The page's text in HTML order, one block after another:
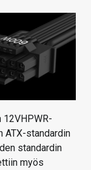
12VHPWR-
ATX-standardin
standardin
myös